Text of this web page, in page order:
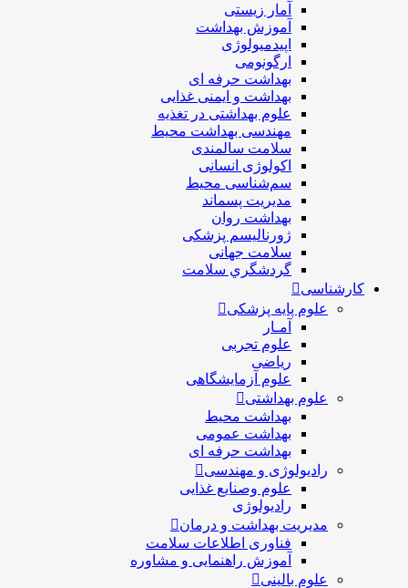
آمار زیستی
آموزش بهداشت
اپیدمیولوژی
ارگونومی
بهداشت حرفه ای
بهداشت و ایمنی غذایی
علوم بهداشتی در تغذیه
مهندسی بهداشت محيط
سلامت سالمندی
اکولوژی انسانی
سم‌شناسی محیط
مدیریت پسماند
بهداشت روان
ژورنالیسم پزشکی
سلامت جهانی
گردشگري سلامت
کارشناسی
علوم پایه پزشکی
آمـار
علوم تجربی
ریاضی
علوم آزمایشگاهی
علوم بهداشتی
بهداشت محیط
بهداشت عمومی
بهداشت حرفه ای
رادیولوژی و مهندسی
علوم وصنایع غذایی
رادیولوژی
مدیریت بهداشت و درمان
فناوری اطلاعات سلامت
آموزش راهنمایی و مشاوره
علوم بالینی